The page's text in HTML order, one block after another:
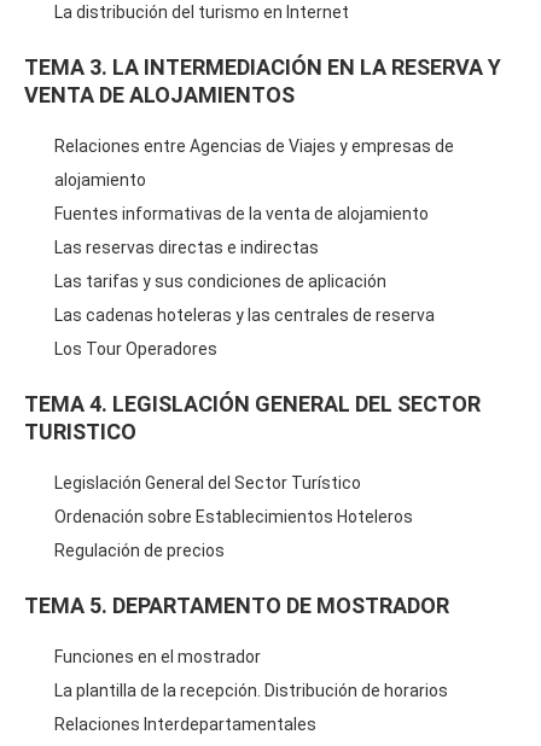
La distribución del turismo en Internet
TEMA 3. LA INTERMEDIACIÓN EN LA RESERVA Y
VENTA DE ALOJAMIENTOS
Relaciones entre Agencias de Viajes y empresas de
alojamiento
Fuentes informativas de la venta de alojamiento
Las reservas directas e indirectas
Las tarifas y sus condiciones de aplicación
Las cadenas hoteleras y las centrales de reserva
Los Tour Operadores
TEMA 4. LEGISLACIÓN GENERAL DEL SECTOR
TURISTICO
Legislación General del Sector Turístico
Ordenación sobre Establecimientos Hoteleros
Regulación de precios
TEMA 5. DEPARTAMENTO DE MOSTRADOR
Funciones en el mostrador
La plantilla de la recepción. Distribución de horarios
Relaciones Interdepartamentales